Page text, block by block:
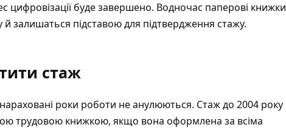
цифровізації буде завершено. Водночас паперові книжки
залишаться підставою для підтвердження стажу.
стаж
роки роботи не анулюються. Стаж до 2004 року
трудовою книжкою, якщо вона оформлена за всіма